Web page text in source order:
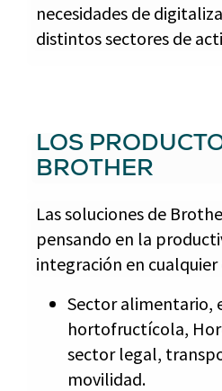
necesidades de
distintos sectores de
LOS
BROTHER
Las soluciones de
pensando en la
integración en
Sector alimentario,
hortofructícola,
sector legal,
movilidad.